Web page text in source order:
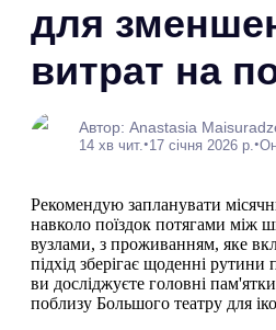
для
витрат на
Автор: Anastasia
14 хв чит. •17 січня 2026 р. •
Рекомендую запланувати
навколо поїздок потягами між
вузлами, з проживанням, яке
підхід зберігає щоденні
ви досліджуєте головні
поблизу Большого театру для